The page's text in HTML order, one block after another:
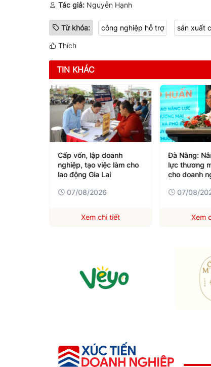
Tác giả: Nguyễn Hạnh
Từ khóa: công nghiệp hỗ trợ sản xuất
Thích
TIN KHÁC
Cấp vốn, lập doanh
nghiệp, tạo việc làm cho
lao động Gia Lai
07/08/2026
Xem chi tiết
Đà Nẵng:
lực thương
cho doanh
07/08/
Xem